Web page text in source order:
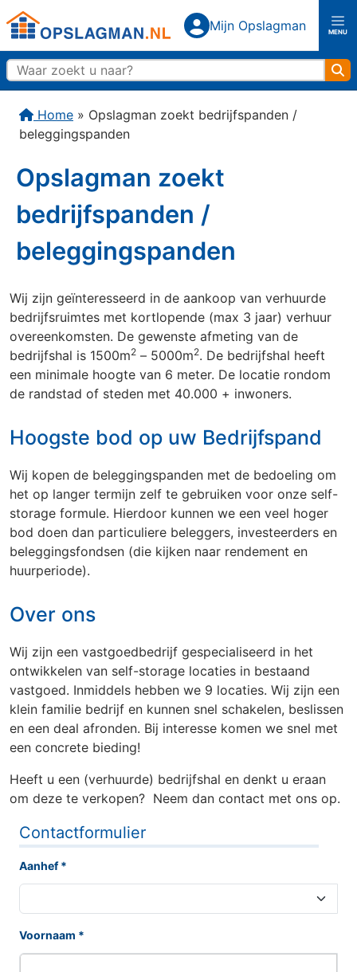
Opslagman logo
Mijn Opslagman
Mijn Opslagman
MENU
Home
Over ons
Vestigingen
Almere Buiten Almere Centrum
Amerongen Amersfoort
Capelle aan den IJssel Den Haag Rijswijk
Utrecht Veenendaal Wageningen
Zoetermeer
Klantenservice
Top
Home » Opslagman zoekt bedrijfspanden /
beleggingspanden
Opslagman zoekt
bedrijfspanden /
beleggingspanden
Wij zijn geïnteresseerd in de aankoop van verhuurde
bedrijfsruimtes met kortlopende (max 3 jaar) verhuur
overeenkomsten. De gewenste afmeting van de
bedrijfshal is 1500m2 – 5000m2. De bedrijfshal heeft
een minimale hoogte van 6 meter. De locatie rondom
de randstad of steden met 40.000 + inwoners.
Hoogste bod op uw Bedrijfspand
Wij kopen de beleggingspanden met de bedoeling om
het op langer termijn zelf te gebruiken voor onze self-
storage formule. Hierdoor kunnen we een veel hoger
bod doen dan particuliere beleggers, investeerders en
beleggingsfondsen (die kijken naar rendement en
huurperiode).
Over ons
Wij zijn een vastgoedbedrijf gespecialiseerd in het
ontwikkelen van self-storage locaties in bestaand
vastgoed. Inmiddels hebben we 9 locaties. Wij zijn een
klein familie bedrijf en kunnen snel schakelen, beslissen
en een deal afronden. Bij interesse komen we snel met
een concrete bieding!
Heeft u een (verhuurde) bedrijfshal en denkt u eraan
om deze te verkopen? Neem dan contact met ons op.
Contactformulier
Aanhef *
Voornaam *